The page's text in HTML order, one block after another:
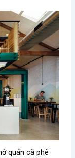
quán cà phê